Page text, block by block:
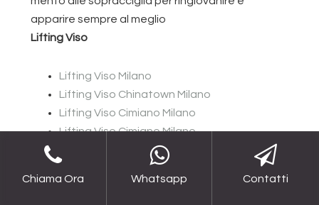
apparire sempre al meglio
Lifting Viso
Lifting Viso Milano
Lifting Viso Chinatown Milano
Lifting Viso Cimiano Milano
Lifting Viso Cimiano Milano
Lifting Viso Cimitero Maggiore Milano
Lifting Viso Cinisello Balsamo
Chiama Ora
Whatsapp Contatti